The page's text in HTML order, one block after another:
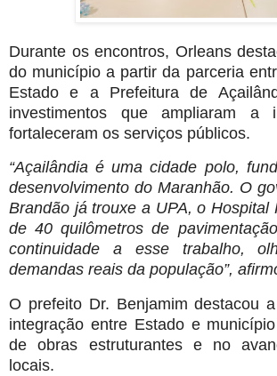
Durante os encontros, Orleans
do município a partir da parceria
Estado e a Prefeitura de
investimentos que ampliaram a
fortaleceram os serviços públicos.
“Açailândia é uma cidade polo,
desenvolvimento do Maranhão. O
Brandão já trouxe a UPA, o Hospital
de 40 quilômetros de
continuidade a esse trabalho,
demandas reais da população”,
O prefeito Dr. Benjamim destacou
integração entre Estado e
de obras estruturantes e no
locais.